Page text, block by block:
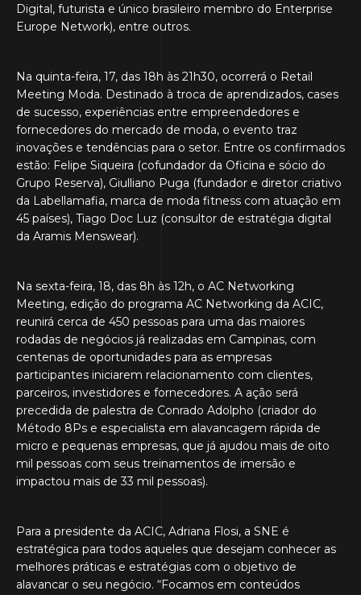
Digital, futurista e único brasileiro membro do Enterprise
Europe Network), entre outros.
Na quinta-feira, 17, das 18h às 21h30, ocorrerá o Retail
Meeting Moda. Destinado à troca de aprendizados, cases
de sucesso, experiências entre empreendedores e
fornecedores do mercado de moda, o evento traz
inovações e tendências para o setor. Entre os confirmados
estão: Felipe Siqueira (cofundador da Oficina e sócio do
Grupo Reserva), Giulliano Puga (fundador e diretor criativo
da Labellamafia, marca de moda fitness com atuação em
45 países), Tiago Doc Luz (consultor de estratégia digital
da Aramis Menswear).
Na sexta-feira, 18, das 8h às 12h, o AC Networking
Meeting, edição do programa AC Networking da ACIC,
reunirá cerca de 450 pessoas para uma das maiores
rodadas de negócios já realizadas em Campinas, com
centenas de oportunidades para as empresas
participantes iniciarem relacionamento com clientes,
parceiros, investidores e fornecedores. A ação será
precedida de palestra de Conrado Adolpho (criador do
Método 8Ps e especialista em alavancagem rápida de
micro e pequenas empresas, que já ajudou mais de oito
mil pessoas com seus treinamentos de imersão e
impactou mais de 33 mil pessoas).
Para a presidente da ACIC, Adriana Flosi, a SNE é
estratégica para todos aqueles que desejam conhecer as
melhores práticas e estratégias com o objetivo de
alavancar o seu negócio. “Focamos em conteúdos